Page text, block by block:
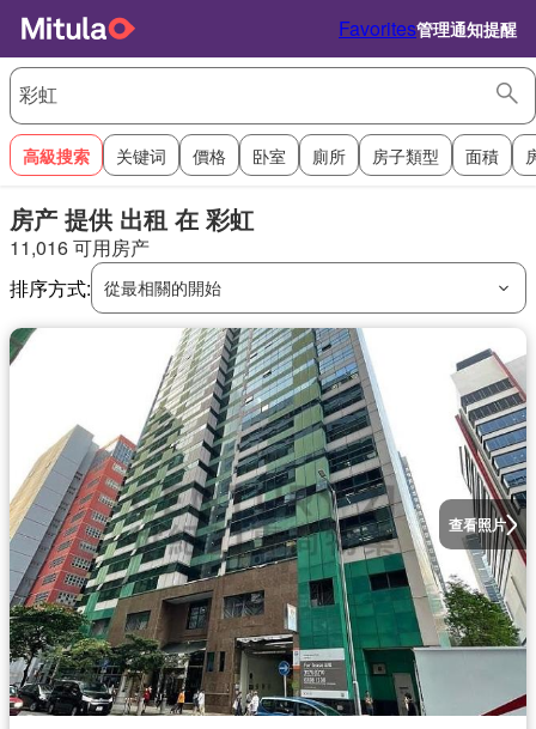
Favorites管理通知提醒
高級搜索 关键词 價格 卧室 廁所 房子類型 面積
房产 提供 出租 在 彩虹
11,016 可用房产
排序方式: 從最相關的開始
查看照片